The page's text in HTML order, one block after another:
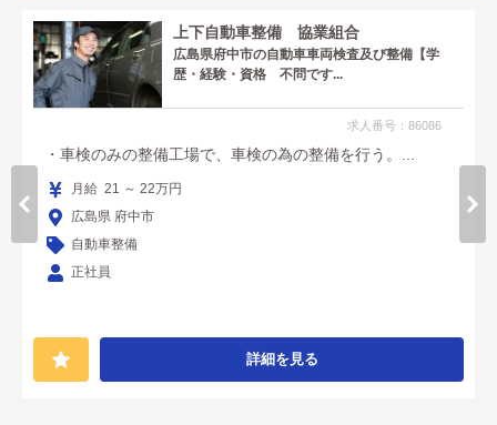
上下自動車整備 協業組合
広島県府中市の自動車車両検査及び整備【学
歴・経験・資格 不問です...
求人番号：86086
・車検のみの整備工場で、車検の為の整備を行う。...
月給 21 ～ 22万円
広島県 府中市
自動車整備
正社員
詳細を見る